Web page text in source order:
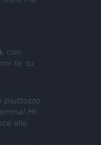
, con
fa, tu
piuttosto
Mi
alle